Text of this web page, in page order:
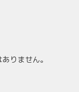
りません。